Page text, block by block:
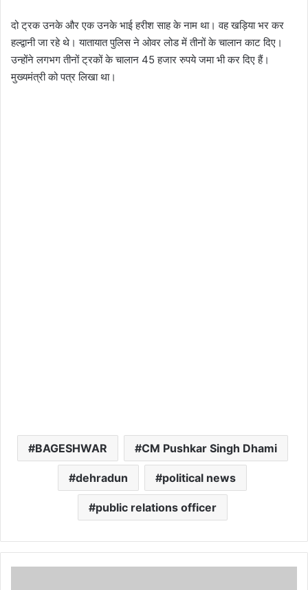
दो ट्रक उनके और एक उनके भाई हरीश साह के नाम था। वह खड़िया भर कर
हल्द्वानी जा रहे थे। यातायात पुलिस ने ओवर लोड में तीनों के चालान काट दिए।
उन्होंने लगभग तीनों ट्रकों के चालान 45 हजार रुपये जमा भी कर दिए हैं।
मुख्यमंत्री को पत्र लिखा था।
BAGESHWAR CM Pushkar Singh Dhami
dehradun political news
public relations officer